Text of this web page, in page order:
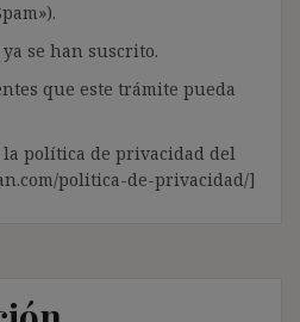
se han suscrito.
que este trámite pueda
política de privacidad del
politica-de-privacidad/]